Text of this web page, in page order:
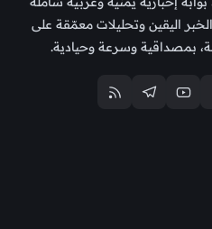
اليقين وتحليلات معمّقة على
بمصداقية وسرعة وحيادية.